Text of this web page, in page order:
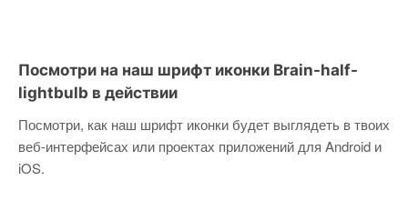
Посмотри на наш шрифт иконки Brain-half-
lightbulb в действии
Посмотри, как наш шрифт иконки будет выглядеть в твоих
веб-интерфейсах или проектах приложений для Android и
iOS.